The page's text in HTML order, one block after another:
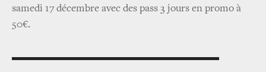
samedi 17 décembre avec des pass 3 jours en promo à
50€.